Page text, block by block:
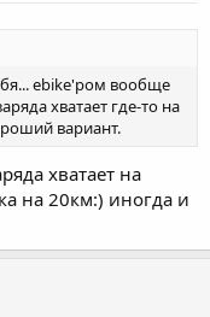
ebike'ром вообще
хватает где-то на
вариант.
хватает на
на 20км:) иногда и